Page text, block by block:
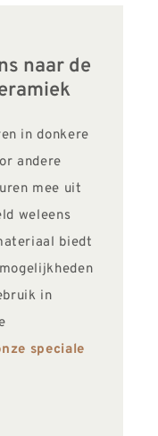
naar de
in donkere
andere
mee uit
weleens
biedt
in
speciale